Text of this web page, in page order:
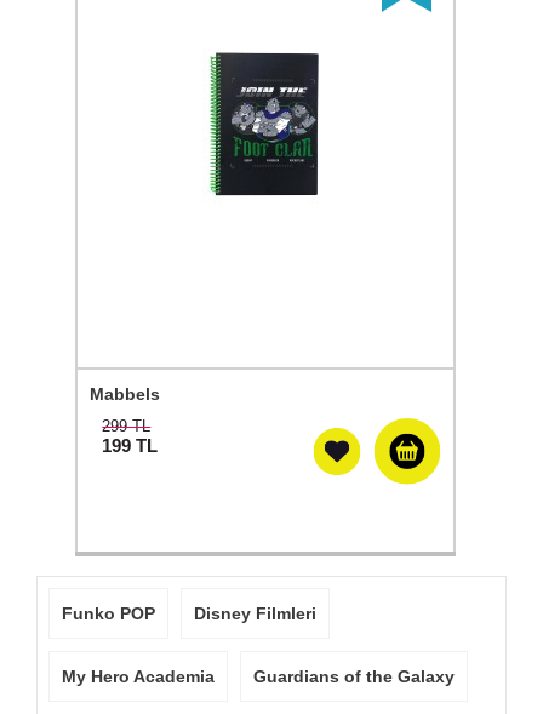
Mabbels
299 TL
199TL
Funko POP Disney Filmleri
My Hero Academia Guardians of the Galaxy